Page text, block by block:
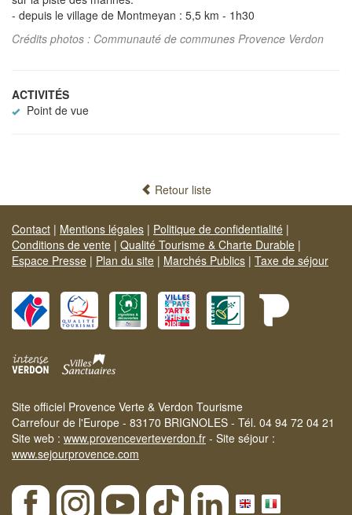
- depuis le village de Montmeyan : 5,5 km - 1h30
Crédits photos : Communauté de communes Provence Verdon
ACTIVITÉS
Point de vue
Retour liste
Contact | Mentions légales | Politique de confidentialité |
Conditions de vente | Qualité Tourisme & Charte Durable |
Espace Presse | Plan du site | Marchés Publics | Taxe de séjour
Site officiel Provence Verte & Verdon Tourisme
Carrefour de l'Europe - 83170 BRIGNOLES - Tél. 04 94 72 04 21
Site web : www.provenceverteverdon.fr - Site séjour :
www.sejourprovence.com